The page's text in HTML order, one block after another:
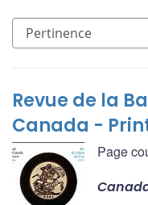
Revue de la
Canada -
Page